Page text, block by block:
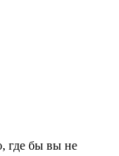
где бы вы не